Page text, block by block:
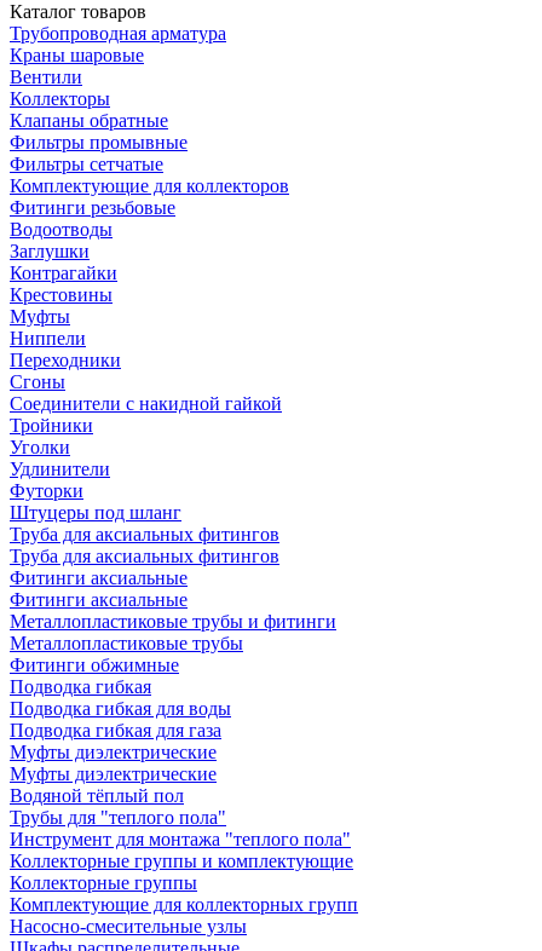
Каталог товаров
Трубопроводная арматура
Краны шаровые
Вентили
Коллекторы
Клапаны обратные
Фильтры промывные
Фильтры сетчатые
Комплектующие для коллекторов
Фитинги резьбовые
Водоотводы
Заглушки
Контрагайки
Крестовины
Муфты
Ниппели
Переходники
Сгоны
Соединители с накидной гайкой
Тройники
Уголки
Удлинители
Футорки
Штуцеры под шланг
Труба для аксиальных фитингов
Труба для аксиальных фитингов
Фитинги аксиальные
Фитинги аксиальные
Металлопластиковые трубы и фитинги
Металлопластиковые трубы
Фитинги обжимные
Подводка гибкая
Подводка гибкая для воды
Подводка гибкая для газа
Муфты диэлектрические
Муфты диэлектрические
Водяной тёплый пол
Трубы для "теплого пола"
Инструмент для монтажа "теплого пола"
Коллекторные группы и комплектующие
Коллекторные группы
Комплектующие для коллекторных групп
Насосно-смесительные узлы